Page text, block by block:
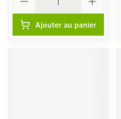
Ajouter au panier